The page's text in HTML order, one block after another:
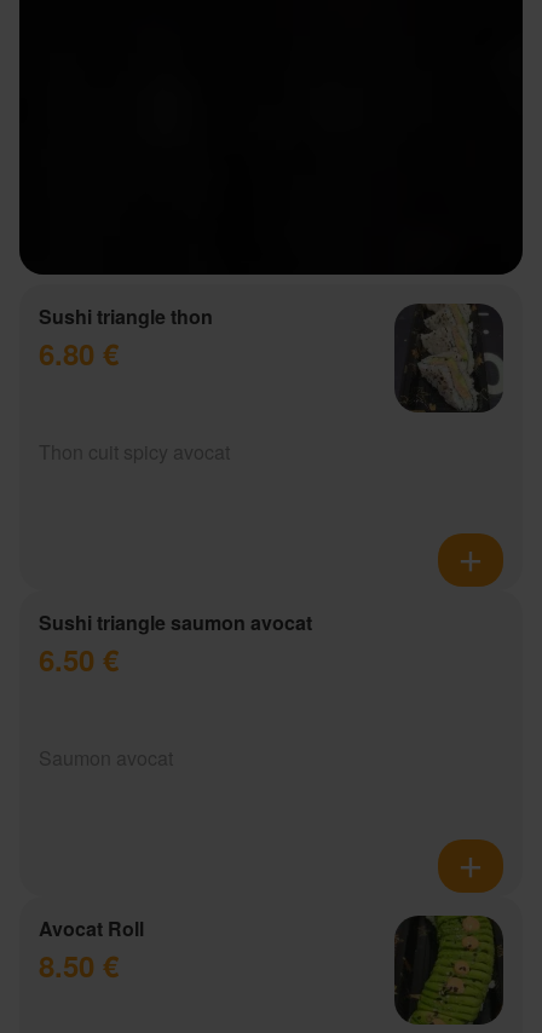
Sushi triangle thon
6.80 €
Sushi triangle saumon avocat
6.50 €
Avocat Roll
8.50 €